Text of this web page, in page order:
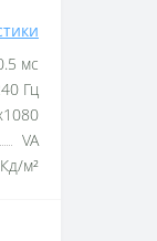
мс
Гц
VA
м²